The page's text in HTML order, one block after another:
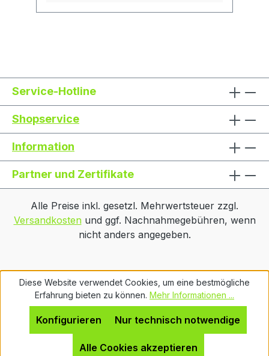
Service-Hotline
Shopservice
Information
Partner und Zertifikate
Alle Preise inkl. gesetzl. Mehrwertsteuer zzgl.
Versandkostenund ggf. Nachnahmegebühren, wenn
nicht anders angegeben.
Diese Website verwendet Cookies, um eine bestmögliche
Erfahrung bieten zu können. Mehr Informationen ...
Nur technisch notwendige
Konfigurieren
Alle Cookies akzeptieren